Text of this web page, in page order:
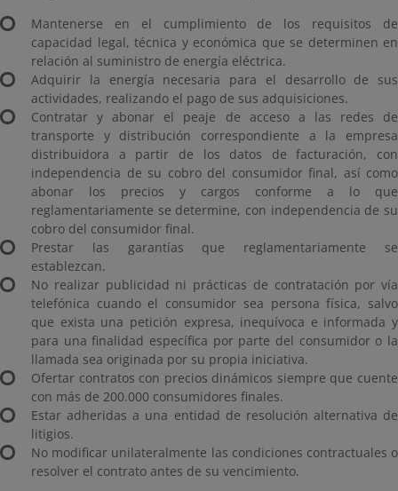
Mantenerse en el cumplimiento de los requisitos de
capacidad legal, técnica y económica que se determinen en
relación al suministro de energía eléctrica.
Adquirir la energía necesaria para el desarrollo de sus
actividades, realizando el pago de sus adquisiciones.
Contratar y abonar el peaje de acceso a las redes de
transporte y distribución correspondiente a la empresa
distribuidora a partir de los datos de facturación, con
independencia de su cobro del consumidor final, así como
abonar los precios y cargos conforme a lo que
reglamentariamente se determine, con independencia de su
cobro del consumidor final.
Prestar las garantías que reglamentariamente se
establezcan.
No realizar publicidad ni prácticas de contratación por vía
telefónica cuando el consumidor sea persona física, salvo
que exista una petición expresa, inequívoca e informada y
para una finalidad específica por parte del consumidor o la
llamada sea originada por su propia iniciativa.
Ofertar contratos con precios dinámicos siempre que cuente
con más de 200.000 consumidores finales.
Estar adheridas a una entidad de resolución alternativa de
litigios.
No modificar unilateralmente las condiciones contractuales o
resolver el contrato antes de su vencimiento.